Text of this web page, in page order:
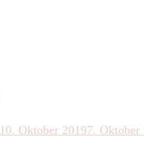
10. Oktober 20197. Oktober